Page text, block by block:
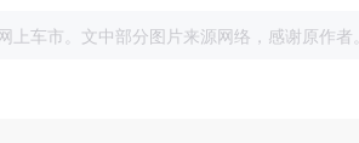
车市。文中部分图片来源网络，感谢原作者。